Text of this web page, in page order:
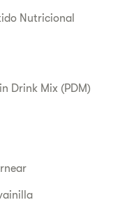
Nutricional
Drink Mix (PDM)